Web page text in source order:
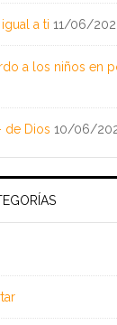
a ti 11/06/
a los niños en
de Dios 10/06/